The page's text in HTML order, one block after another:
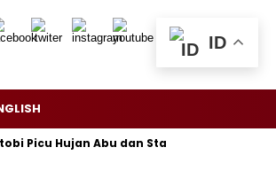
Hujan Abu dan Status Awas di Flores
ID